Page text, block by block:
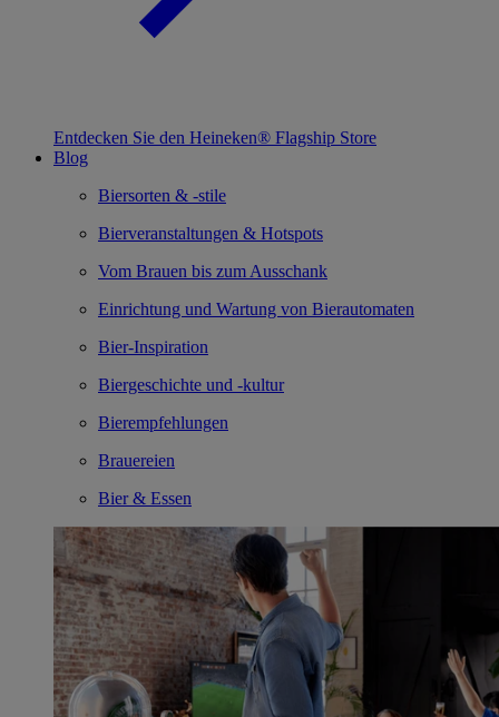
Entdecken Sie den Heineken® Flagship Store
Blog
Biersorten & -stile
Bierveranstaltungen & Hotspots
Vom Brauen bis zum Ausschank
Einrichtung und Wartung von Bierautomaten
Bier-Inspiration
Biergeschichte und -kultur
Bierempfehlungen
Brauereien
Bier & Essen